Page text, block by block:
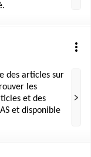
des articles sur
les
et des
et disponible